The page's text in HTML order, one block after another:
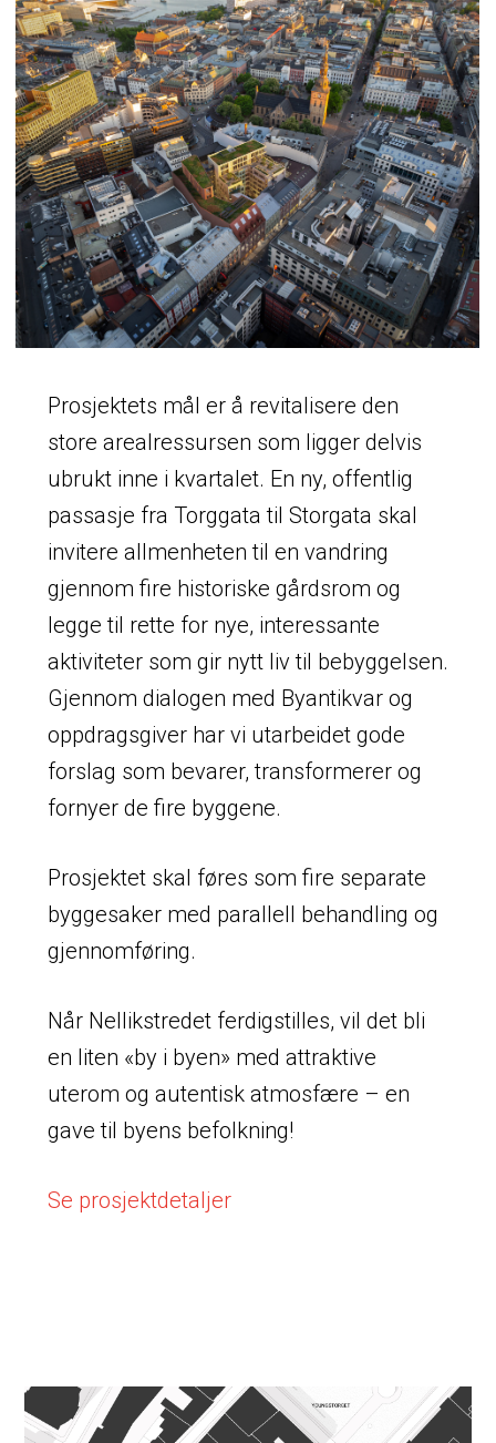
Prosjektets mål er å revitalisere den
store arealressursen som ligger delvis
ubrukt inne i kvartalet. En ny, offentlig
passasje fra Torggata til Storgata skal
invitere allmenheten til en vandring
gjennom fire historiske gårdsrom og
legge til rette for nye, interessante
aktiviteter som gir nytt liv til bebyggelsen.
Gjennom dialogen med Byantikvar og
oppdragsgiver har vi utarbeidet gode
forslag som bevarer, transformerer og
fornyer de fire byggene.
Prosjektet skal føres som fire separate
byggesaker med parallell behandling og
gjennomføring.
Når Nellikstredet ferdigstilles, vil det bli
en liten «by i byen» med attraktive
uterom og autentisk atmosfære – en
gave til byens befolkning!
Se prosjektdetaljer